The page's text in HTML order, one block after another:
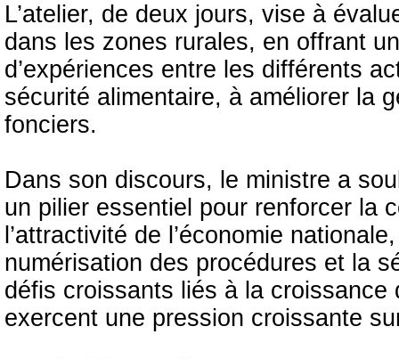
L’atelier, de deux jours, vise à
dans les zones rurales, en offrant
d’expériences entre les différents
sécurité alimentaire, à améliorer la
fonciers.
Dans son discours, le ministre a
un pilier essentiel pour renforcer la
l’attractivité de l’économie
numérisation des procédures et la
défis croissants liés à la croissance
exercent une pression croissante